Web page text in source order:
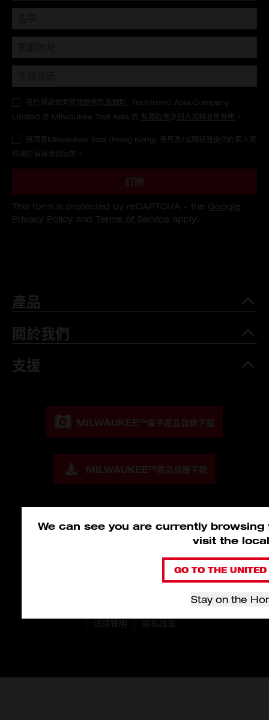
We can see you are currently browsing
visit the
GO TO THE
Stay on the
產品
關於我們
支援
我已閱讀並同意 服務條款及細則
, Techtronic Asia Company
Limited 及 Milwaukee Tool Asia 的 私隱政策 及 個人資料收集聲明
我同意Milwaukee Tool (Hong Kong) 使用及/或轉移我提供的個人資
料用於直接營銷目的。
訂閱
This form is protected by reCAPTCHA - the Google
Privacy Policy and Terms of Service apply.
MILWAUKEE™電子產品目錄下載
MILWAUKEE™產品目錄下載
法律聲明
隐私政策